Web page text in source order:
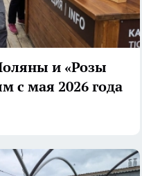
и «Розы
с мая 2026 года